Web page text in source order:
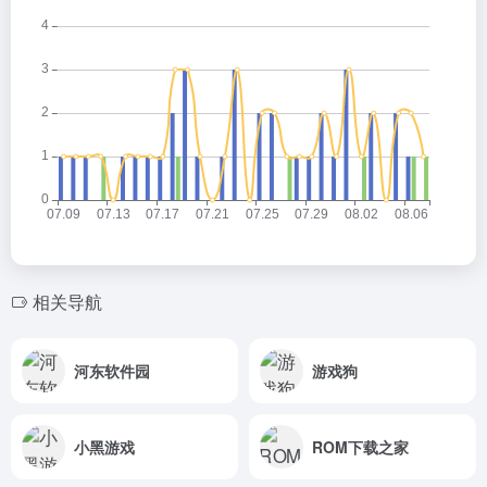
相关导航
河东软件园 游戏狗
小黑游戏 ROM下载之家